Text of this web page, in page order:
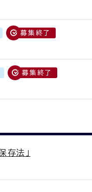
募集終了
募集終了
存法」